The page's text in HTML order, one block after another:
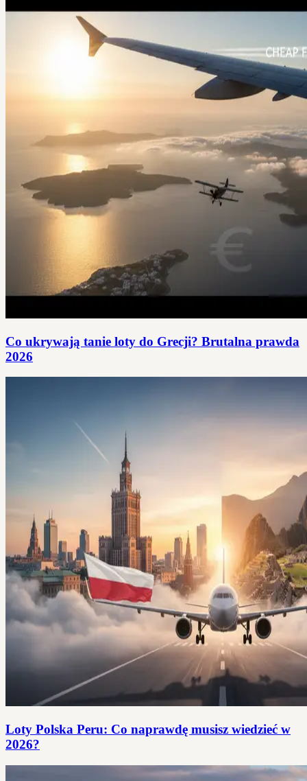
Co ukrywają tanie loty do Grecji? Brutalna prawda
2026
Loty Polska Peru: Co naprawdę musisz wiedzieć w
2026?